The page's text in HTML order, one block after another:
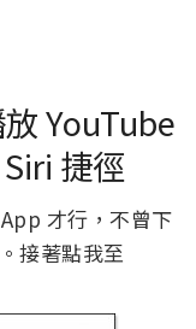
YouTube
捷徑
才行，不曾下
接著點我至